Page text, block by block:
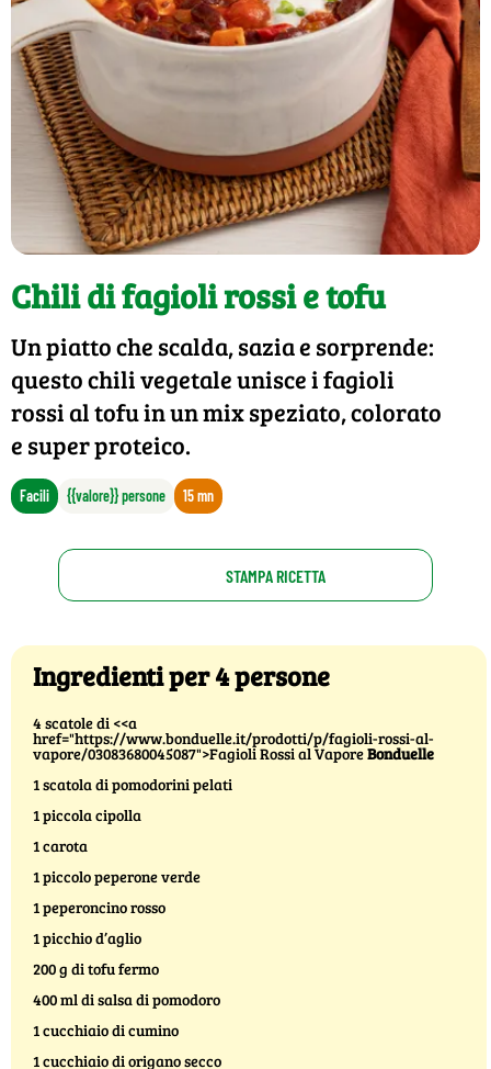
Chili di fagioli rossi e tofu
Un piatto che scalda, sazia e sorprende:
questo chili vegetale unisce i fagioli
rossi al tofu in un mix speziato, colorato
e super proteico.
Facili {{valore}} persone 15 mn
STAMPA RICETTA
Ingredienti per 4 persone
4 scatole di <<a
href="https://www.bonduelle.it/prodotti/p/fagioli-rossi-al-
vapore/03083680045087">Fagioli Rossi al VaporeBonduelle
1 scatola di pomodorini pelati
1 piccola cipolla
1 carota
1 piccolo peperone verde
1 peperoncino rosso
1 picchio d’aglio
200 g di tofu fermo
400 ml di salsa di pomodoro
1 cucchiaio di cumino
1 cucchiaio di origano secco